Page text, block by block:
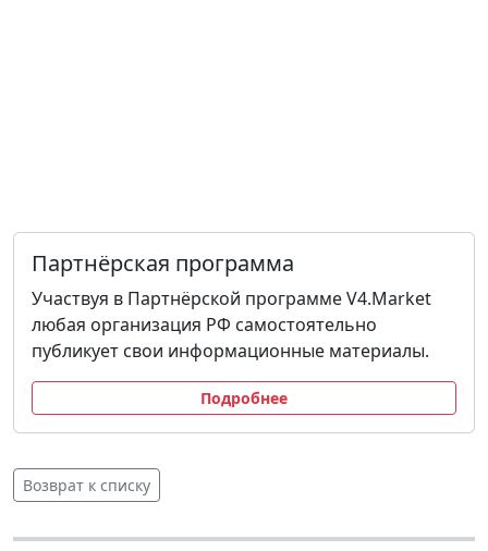
Партнёрская программа
Участвуя в Партнёрской программе V4.Market
любая организация РФ самостоятельно
публикует свои информационные материалы.
Подробнее
Возврат к списку